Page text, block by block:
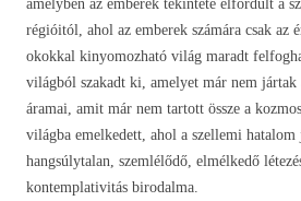
amelyben az emberek tekintete elfordult a
régióitól, ahol az emberek számára csak az
okokkal kinyomozható világ maradt
világból szakadt ki, amelyet már nem jártak
áramai, amit már nem tartott össze a
világba emelkedett, ahol a szellemi
hangsúlytalan, szemlélődő, elmélkedő
kontemplativitás birodalma.